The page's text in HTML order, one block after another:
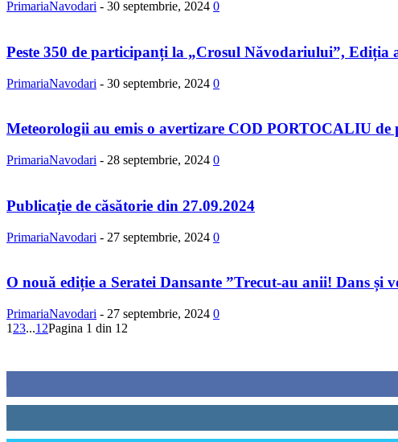
PrimariaNavodari - 30 septembrie, 2024 0
Peste 350 de participanți la „Crosul Năvodariului”, Ediția
PrimariaNavodari - 30 septembrie, 2024 0
Meteorologii au emis o avertizare COD PORTOCALIU de
PrimariaNavodari - 28 septembrie, 2024 0
Publicație de căsătorie din 27.09.2024
PrimariaNavodari - 27 septembrie, 2024 0
O nouă ediție a Seratei Dansante ”Trecut-au anii! Dans și
PrimariaNavodari - 27 septembrie, 2024 0
1 23...12Pagina 1 din 12